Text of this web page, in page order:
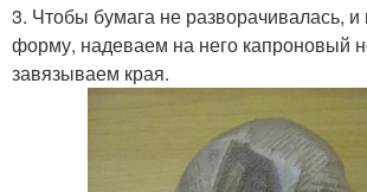
3. Чтобы бумага не разворачивалась,
форму, надеваем на него капроновый
завязываем края.